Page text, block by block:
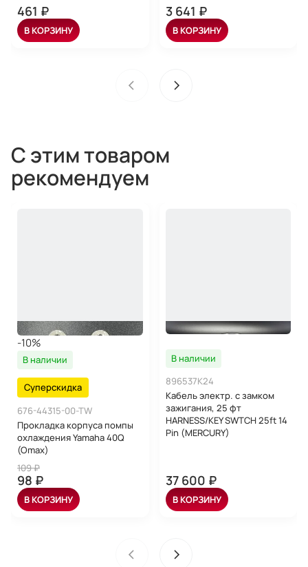
461 ₽
В КОРЗИНУ
3 641 ₽
В КОРЗИНУ
С этим товаром
рекомендуем
-10%
В наличии
Суперскидка
676-44315-00-TW
Прокладка корпуса помпы
охлаждения Yamaha 40Q
(Omax)
109 ₽
98 ₽
В КОРЗИНУ
В наличии
896537K24
Кабель электр. с замком
зажигания, 25 фт
HARNESS/KEY SWTCH 25ft 14
Pin (MERCURY)
37 600 ₽
В КОРЗИНУ